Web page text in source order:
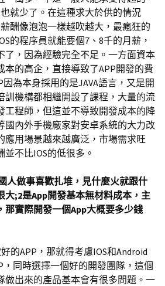
就少了。在這種求大於供的情況
酬像泡泡一樣越吹越大，最瘋狂的
的程序員就能要個7、8千的月薪，
了，因為經驗完全不足。一方面資本
本的高企，直接導致了APP開發的費
為本身採用的是JAVA語言，又是開
訓機構都相繼開設了課程，大量的流
工程師，但這並不導致開發成本的降
國內外手機廠家對安卓系統的大力改
應用場景越來越廣泛，市場需求旺
不比IOS的低很多。
人做事喜歡扎堆，見什麼火就跟什
大;2是App開發基本無材料成本，主
那實際開發一個App大概要多少錢
的APP，那就得考慮IOS和Android
，同時選擇一個好的開發團隊，這個
做出來的產品基本會有很多問題。一